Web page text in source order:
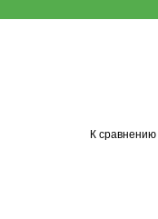
К сравнению